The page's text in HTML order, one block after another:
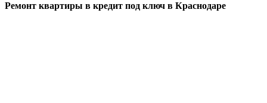
Ремонт квартиры в кредит под ключ в Краснодаре